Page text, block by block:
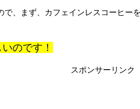
で、まず、カフェインレスコーヒー
のです！
スポンサーリンク